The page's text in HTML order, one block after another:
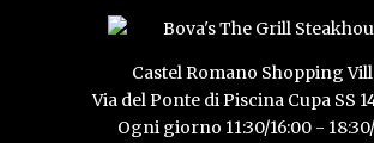
Castel Romano Shopping
Via del Ponte di Piscina Cupa SS
Ogni giorno 11:30/16:00 -